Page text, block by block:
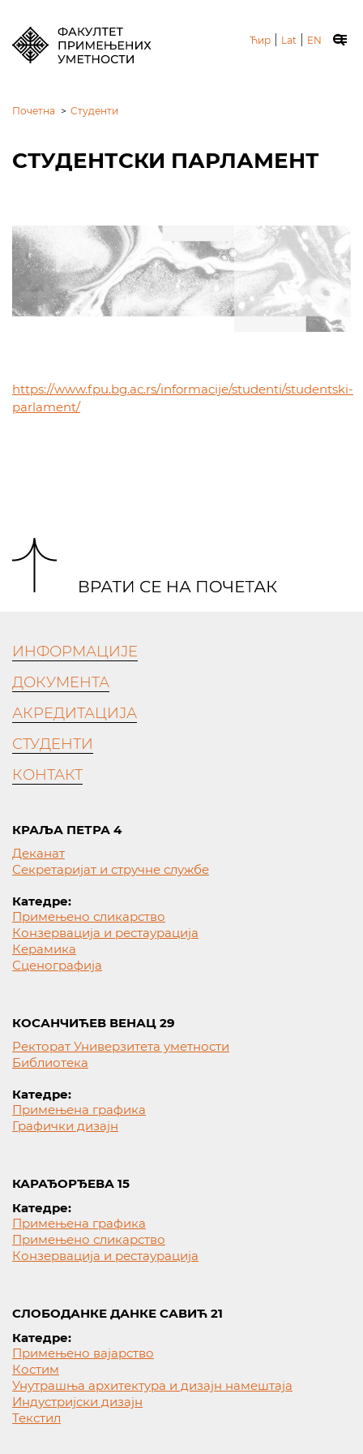
Ћир Lat EN
Почетна > Студенти
СТУДЕНТСКИ ПАРЛАМЕНТ
https://www.fpu.bg.ac.rs/informacije/studenti/studentski-
parlament/
ИНФОРМАЦИЈЕ
ДОКУМЕНТА
АКРЕДИТАЦИЈА
СТУДЕНТИ
КОНТАКТ
КРАЉА ПЕТРА 4
Деканат
Секретаријат и стручне службе
Катедре:
Примењено сликарство
Конзервација и рестаурација
Керамика
Сценографија
КОСАНЧИЋЕВ ВЕНАЦ 29
Ректорат Универзитета уметности
Библиотека
Катедре:
Примењена графика
Графички дизајн
КАРАЂОРЂЕВА 15
Катедре:
Примењена графика
Примењено сликарство
Конзервација и рестаурација
СЛОБОДАНКЕ ДАНКЕ САВИЋ 21
Катедре:
Примењено вајарство
Костим
Унутрашња архитектура и дизајн намештаја
Индустријски дизајн
Текстил